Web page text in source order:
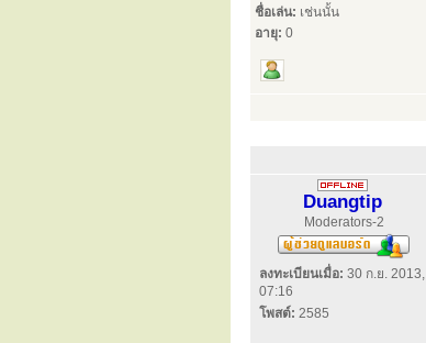
ชื่อเล่น: เช่นนั้น
อายุ: 0
Duangtip
Moderators-2
ลงทะเบียนเมื่อ: 30 ก.ย. 2013,
07:16
โพสต์: 2585